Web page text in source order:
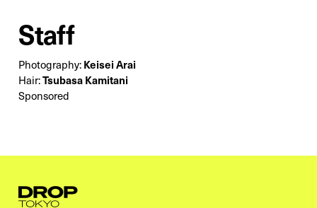
Staff
Photography:Keisei Arai
Hair:Tsubasa Kamitani
Sponsored
Droptokyo